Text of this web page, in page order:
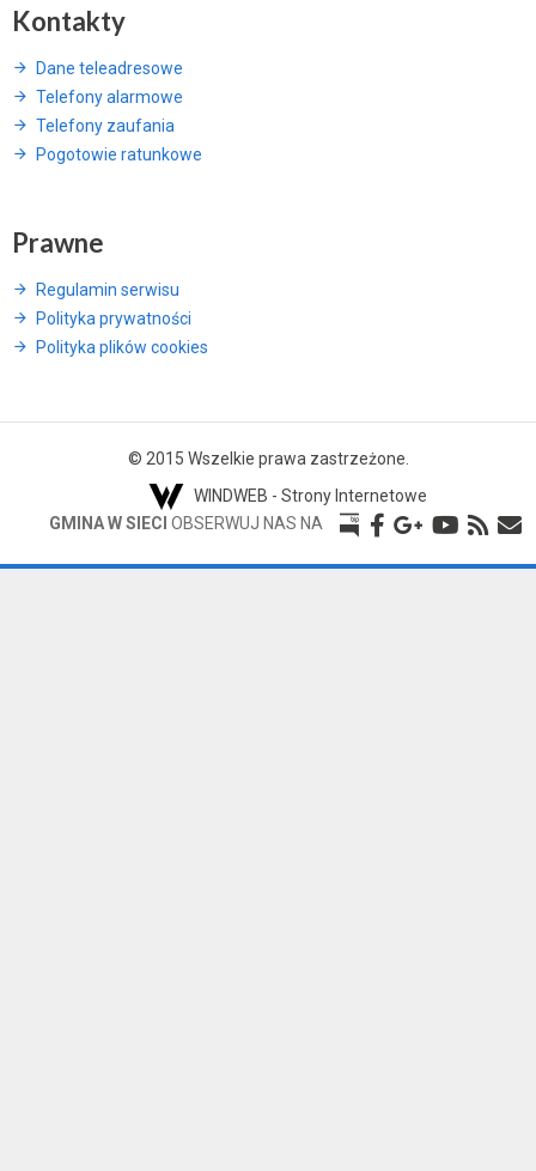
Kontakty
Dane teleadresowe
Telefony alarmowe
Telefony zaufania
Pogotowie ratunkowe
Prawne
Regulamin serwisu
Polityka prywatności
Polityka plików cookies
© 2015 Wszelkie prawa zastrzeżone.
WINDWEB - Strony Internetowe
GMINA W SIECI OBSERWUJ NAS NA